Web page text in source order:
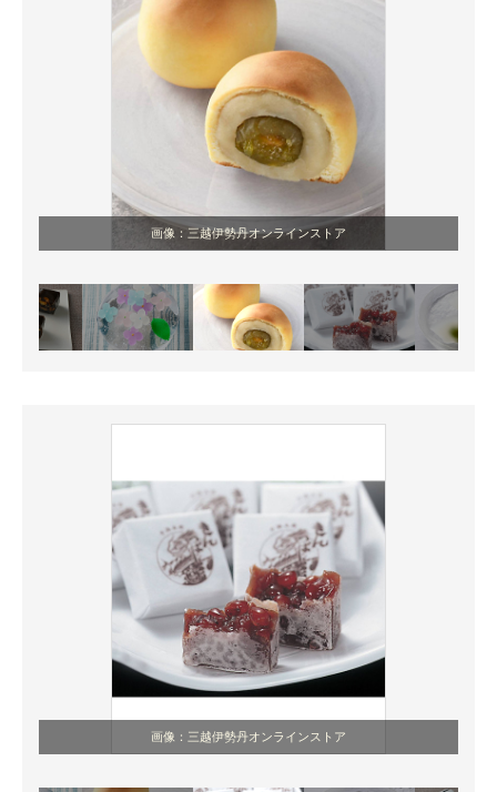
画像：三越伊勢丹オンラインストア
画像：三越伊勢丹オンラインストア